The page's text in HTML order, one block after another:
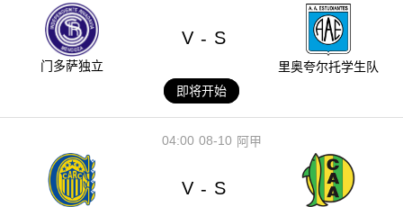
门多萨独立
V - S
里奥夸尔托学生队
即将开始
08-10
04:00 阿甲
V - S